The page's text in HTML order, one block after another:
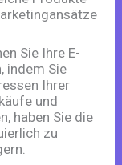
Sie Ihre E-
indem Sie
Ihrer
und
haben Sie die
zu